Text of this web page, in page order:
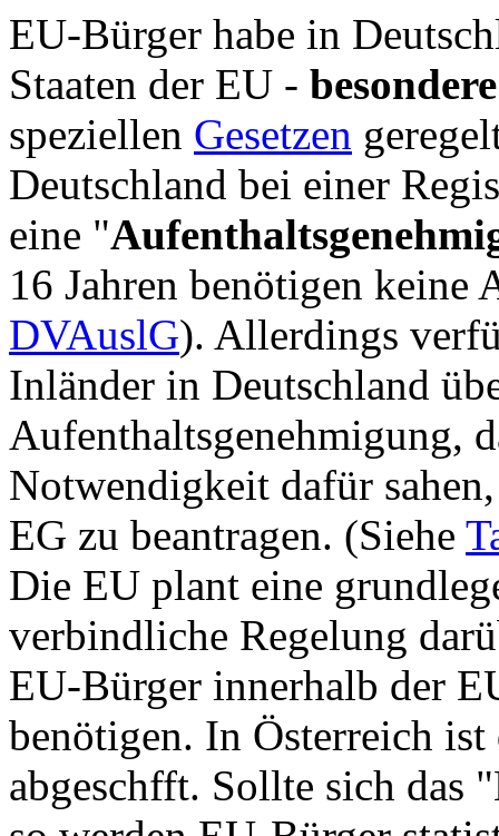
EU-Bürger habe in
Staaten der EU -
speziellen Gesetzen
Deutschland bei einer
eine "
16 Jahren benötigen keine
DVAuslG). Allerdings
Inländer in Deutschland
Aufenthaltsgenehmigung,
Notwendigkeit dafür
EG zu beantragen. (Siehe
Die EU plant eine
verbindliche Regelung
EU-Bürger innerhalb der
benötigen. In Österreich
abgeschfft. Sollte sich das